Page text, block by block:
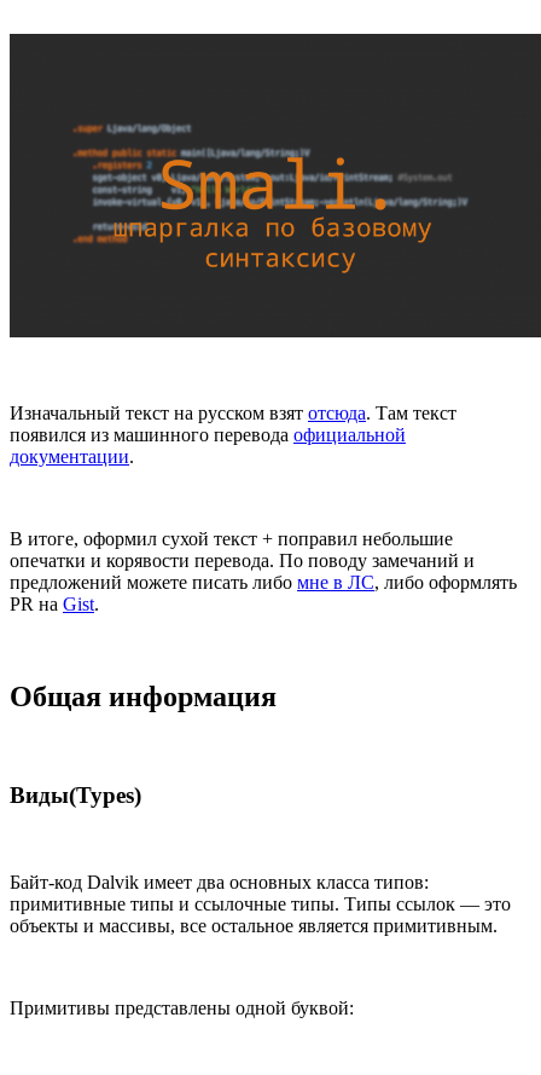
Изначальный текст на русском взят отсюда. Там текст
появился из машинного перевода официальной
документации.
В итоге, оформил сухой текст + поправил небольшие
опечатки и корявости перевода. По поводу замечаний и
предложений можете писать либо мне в ЛС, либо оформлять
PR на Gist.
Общая информация
Виды(Types)
Байт-код Dalvik имеет два основных класса типов:
примитивные типы и ссылочные типы. Типы ссылок — это
объекты и массивы, все остальное является примитивным.
Примитивы представлены одной буквой: